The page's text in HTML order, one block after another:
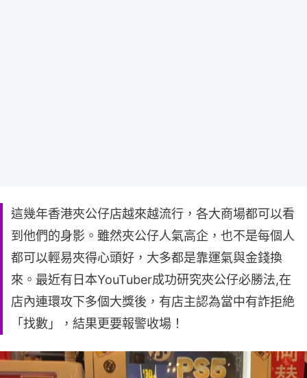
這幾年香港夾公仔店越來越流行，各大商場都可以看
到他們的身影。雖然夾公仔人氣高企，也不是每個人
都可以輕易夾得心頭好，大多都是靠運氣與金錢換
來。最近有日本YouTuber成功研究夾公仔必勝法,在
店內連環攻下多個大獎後，有店主認為當中有詐拒絶
「找數」，結果更要報警收場！